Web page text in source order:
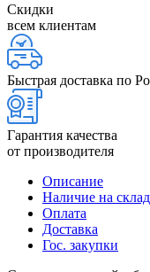
Скидки
всем клиентам
Быстрая доставка по
Гарантия качества
от производителя
Описание
Наличие на
Оплата
Доставка
Гос. закупки